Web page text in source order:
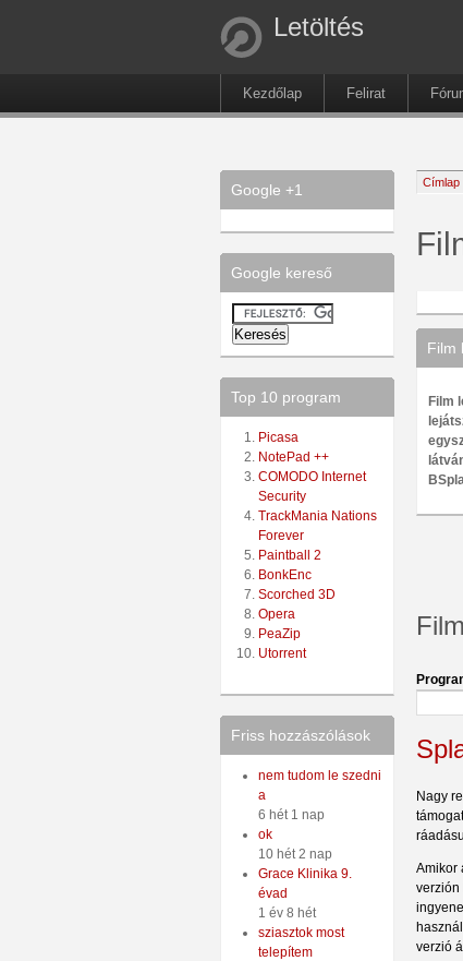
Letöltés
Kezdőlap Felirat
Google +1
Google kereső
Top 10 program
Picasa
NotePad ++
COMODO Internet
Security
TrackMania Nations
Forever
Paintball 2
BonkEnc
Scorched 3D
Opera
PeaZip
Utorrent
Friss hozzászólások
nem tudom le szedni
a
6 hét 1 nap
ok
10 hét 2 nap
Grace Klinika 9.
évad
1 év 8 hét
sziasztok most
telepítem
Címlap
Film
Film
Nagy
Amikor
verzión
verzió